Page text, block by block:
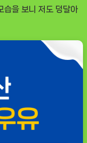
습을 보니 저도 덩달아